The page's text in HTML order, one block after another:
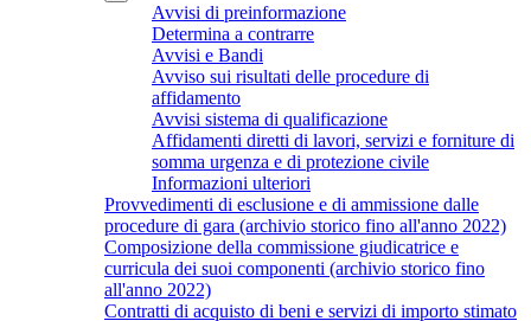
Avvisi di preinformazione
Determina a contrarre
Avvisi e Bandi
Avviso sui risultati delle procedure di
affidamento
Avvisi sistema di qualificazione
Affidamenti diretti di lavori, servizi e forniture di
somma urgenza e di protezione civile
Informazioni ulteriori
Provvedimenti di esclusione e di ammissione dalle
procedure di gara (archivio storico fino all'anno 2022)
Composizione della commissione giudicatrice e
curricula dei suoi componenti (archivio storico fino
all'anno 2022)
Contratti di acquisto di beni e servizi di importo stimato